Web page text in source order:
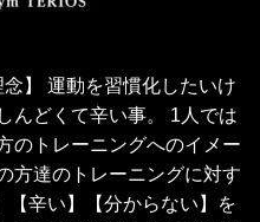
】 運動を習慣化したいけ
んどくて辛い事。 1人では
のトレーニングへのイメー
方達のトレーニングに対す
【辛い】【分からない】を